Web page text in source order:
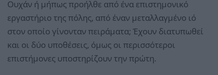
Ουχάν ή μήπως προήλθε από ένα επιστημονικό
εργαστήριο της πόλης, από έναν μεταλλαγμένο ιό
στον οποίο γίνονταν πειράματα; Έχουν διατυπωθεί
και οι δύο υποθέσεις, όμως οι περισσότεροι
επιστήμονες υποστηρίζουν την πρώτη.